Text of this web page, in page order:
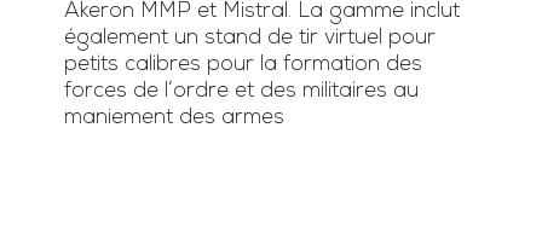
Akeron MMP et Mistral. La gamme inclut
également un stand de tir virtuel pour
petits calibres pour la formation des
forces de l’ordre et des militaires au
maniement des armes